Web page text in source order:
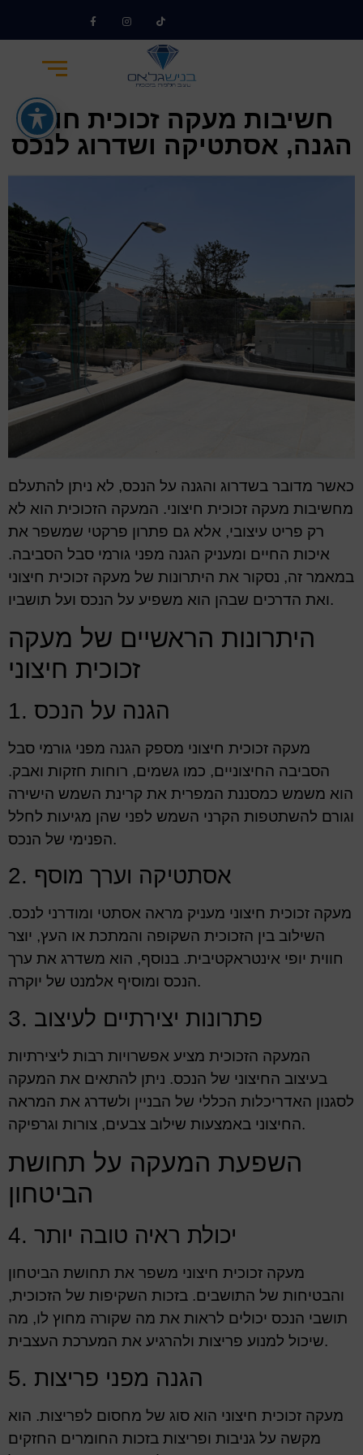
חשיבות מעקה זכוכית חוץ:
הגנה, אסתטיקה ושדרוג לנכס
כאשר מדובר בשדרוג והגנה על הנכס, לא ניתן להתעלם
מחשיבות מעקה זכוכית חיצוני. המעקה הזכוכית הוא לא
רק פריט עיצובי, אלא גם פתרון פרקטי שמשפר את
איכות החיים ומעניק הגנה מפני גורמי סבל הסביבה.
במאמר זה, נסקור את היתרונות של מעקה זכוכית חיצוני
ואת הדרכים שבהן הוא משפיע על הנכס ועל תושביו.
היתרונות הראשיים של מעקה
זכוכית חיצוני
1. הגנה על הנכס
מעקה זכוכית חיצוני מספק הגנה מפני גורמי סבל
הסביבה החיצוניים, כמו גשמים, רוחות חזקות ואבק.
הוא משמש כמסננת המפרית את קרינת השמש הישירה
וגורם להשתטפות הקרני השמש לפני שהן מגיעות לחלל
הפנימי של הנכס.
2. אסתטיקה וערך מוסף
מעקה זכוכית חיצוני מעניק מראה אסתטי ומודרני לנכס.
השילוב בין הזכוכית השקופה והמתכת או העץ, יוצר
חווית יופי אינטראקטיבית. בנוסף, הוא משדרג את ערך
הנכס ומוסיף אלמנט של יוקרה.
3. פתרונות יצירתיים לעיצוב
המעקה הזכוכית מציע אפשרויות רבות ליצירתיות
בעיצוב החיצוני של הנכס. ניתן להתאים את המעקה
לסגנון האדריכלות הכללי של הבניין ולשדרג את המראה
החיצוני באמצעות שילוב צבעים, צורות וגרפיקה.
השפעת המעקה על תחושת
הביטחון
4. יכולת ראיה טובה יותר
מעקה זכוכית חיצוני משפר את תחושת הביטחון
והבטיחות של התושבים. בזכות השקיפות של הזכוכית,
תושבי הנכס יכולים לראות את מה שקורה מחוץ לו, מה
שיכול למנוע פריצות ולהרגיע את המערכת העצבית.
5. הגנה מפני פריצות
מעקה זכוכית חיצוני הוא סוג של מחסום לפריצות. הוא
מקשה על גניבות ופריצות בזכות החומרים החזקים